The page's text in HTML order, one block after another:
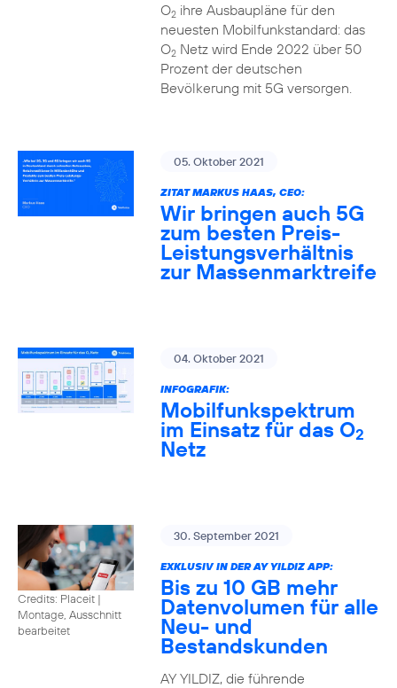
O2ihre Ausbaupläne für den
neuesten Mobilfunkstandard: das
O2Netz wird Ende 2022 über 50
Prozent der deutschen
Bevölkerung mit 5G versorgen.
05. Oktober 2021
ZITAT MARKUS HAAS, CEO:
Wir bringen auch 5G
zum besten Preis-
Leistungsverhältnis
zur Massenmarktreife
04. Oktober 2021
INFOGRAFIK:
Mobilfunkspektrum
im Einsatz für das O2
Netz
Credits: Placeit |
Montage, Ausschnitt
bearbeitet
30. September 2021
EXKLUSIV IN DER AY YILDIZ APP:
Bis zu 10 GB mehr
Datenvolumen für alle
Neu- und
Bestandskunden
AY YILDIZ, die führende